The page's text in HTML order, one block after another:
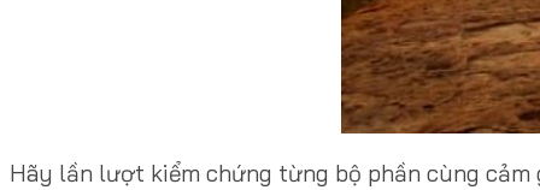
Hãy lần lượt kiểm chứng từng bộ phần cùng